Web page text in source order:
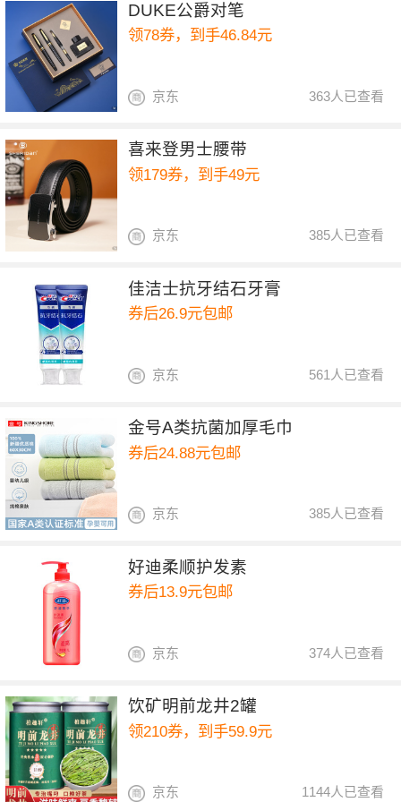
DUKE公爵对笔
领78券，到手46.84元
363人已查看
京东
喜来登男士腰带
领179券，到手49元
385人已查看
京东
佳洁士抗牙结石牙膏
券后26.9元包邮
561人已查看
京东
金号A类抗菌加厚毛巾
券后24.88元包邮
385人已查看
京东
好迪柔顺护发素
券后13.9元包邮
374人已查看
京东
饮矿明前龙井2罐
领210券，到手59.9元
1144人已查看
京东